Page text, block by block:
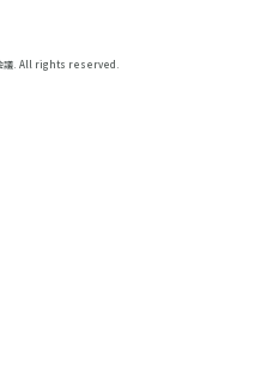
議. All rights reserved.